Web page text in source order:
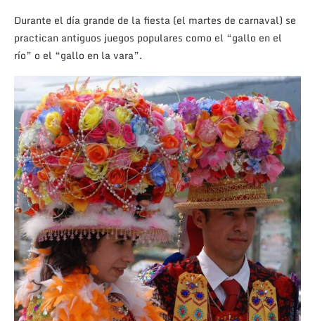
Durante el día grande de la fiesta (el martes de carnaval) se
practican antiguos juegos populares como el “gallo en el
río” o el “gallo en la vara”.